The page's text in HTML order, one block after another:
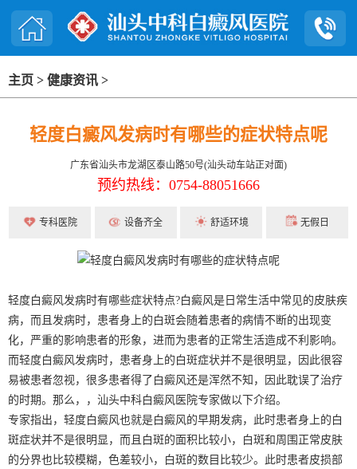
主页 > 健康资讯 >
轻度白癜风发病时有哪些的症状特点呢
广东省汕头市龙湖区泰山路50号(汕头动车站正对面)
预约热线：0754-88051666
专科医院 设备齐全 舒适环境 无假日
轻度白癜风发病时有哪些症状特点?白癜风是日常生活中常见的皮肤疾
病，而且发病时，患者身上的白斑会随着患者的病情不断的出现变
化，严重的影响患者的形象，进而为患者的正常生活造成不利影响。
而轻度白癜风发病时，患者身上的白斑症状并不是很明显，因此很容
易被患者忽视，很多患者得了白癜风还是浑然不知，因此耽误了治疗
的时期。那么，，汕头中科白癜风医院专家做以下介绍。
专家指出，轻度白癜风也就是白癜风的早期发病，此时患者身上的白
斑症状并不是很明显，而且白斑的面积比较小，白斑和周围正常皮肤
的分界也比较模糊，色差较小，白斑的数目比较少。此时患者皮损部